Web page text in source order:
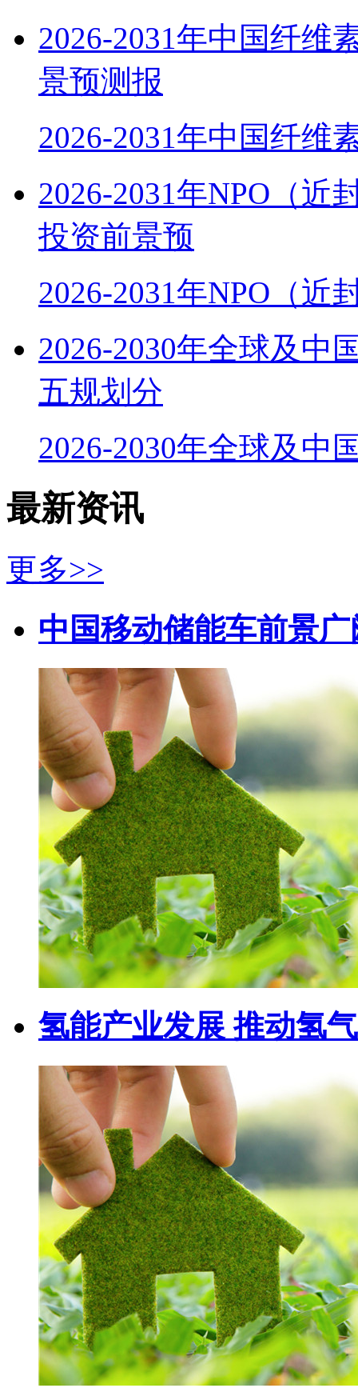
2026-2031年中国纤维
景预测报
2026-2031年中国纤维
2026-2031年NPO（近
投资前景预
2026-2031年NPO（近
2026-2030年全球及中
五规划分
2026-2030年全球及中
最新资讯
更多>>
中国移动储能车前景
氢能产业发展 推动氢